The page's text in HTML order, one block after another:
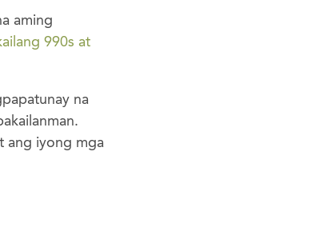
aming
990s at
na
ang iyong mga